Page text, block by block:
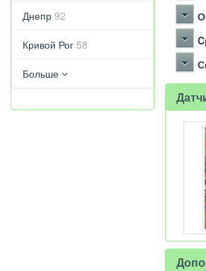
Днепр 92
Кривой Рог 58
Больше